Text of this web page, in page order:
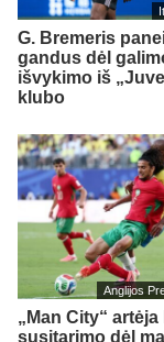
G. Bremeris
gandus dėl
išvykimo iš
klubo
Anglijos
„Man City“ artėja
susitarimo dėl